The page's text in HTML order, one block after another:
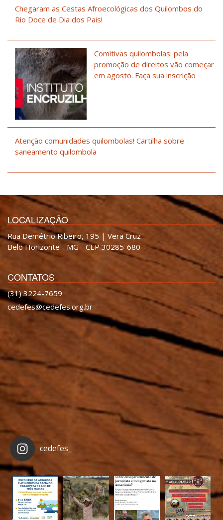
Chegaram as Cestas Afroecológicas dos Quilombos do
Rio Doce de Dia dos Pais!
Comitivas quilombolas: pela
promoção de direitos vão começar
em agosto. Faça sua inscrição
Atenção comunidades quilombolas! Cartilha sobre
saneamento quilombola
LOCALIZAÇÃO
Rua Demétrio Ribeiro, 195 | Vera Cruz
Belo Horizonte - MG - CEP 30285-680
CONTATOS
(31) 3224-7659
cedefes@cedefes.org.br
cedefes_